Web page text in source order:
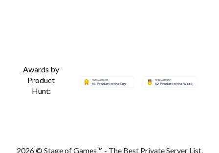
Awards by
Product
Hunt:
2026 © Stage of Games™ - The Best Private Server List.